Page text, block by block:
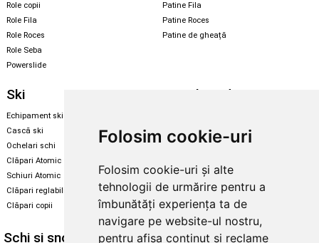
Folosim cookie-uri
Folosim cookie-uri și alte
tehnologii de urmărire pentru a
îmbunătăți experiența ta de
navigare pe website-ul nostru,
pentru afișa conținut și reclame
Role copii
Role Fila
Role Roces
Role Seba
Powerslide
Patine Fila
Patine Roces
Patine de gheață
Ski
Echipament ski
Cască ski
Ochelari schi
Clăpari Atomic
Schiuri Atomic
Clăpari reglabili
Clăpari copii
Snowboard
Echipament snowboard
Legături Rome SDS
Skate & longboard
Enuff Skateboards
Schi și snowboard Diverse